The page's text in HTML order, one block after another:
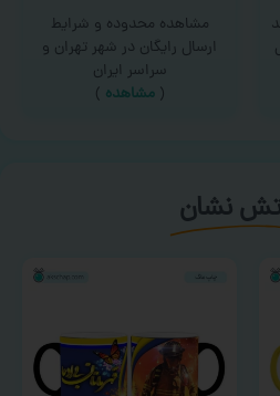
مشاهده محدوده و شرایط
ارسال رایگان در شهر تهران و
سراسر ایران
(مشاهده )
نشان